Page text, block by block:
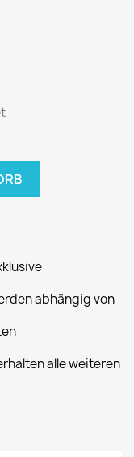
abhängig von
alle weiteren